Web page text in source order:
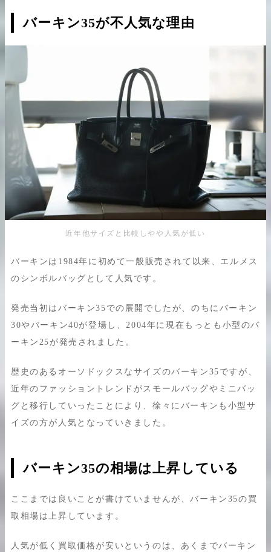
バーキン35が不人気な理由
近年他サイズと比較しやや人気が低い
バーキンは1984年に初めて一般販売されて以来、エルメス
のシンボルバッグとして人気です。
発売当初はバーキン35での展開でしたが、のちにバーキン
30やバーキン40が登場し、2004年に現在もっとも小型のバ
ーキン25が発売されました。
歴史のあるオーソドックスなサイズのバーキン35ですが、
近年のファッショントレンドがスモールバッグやミニバッ
グと移行していったことにより、徐々にバーキンも小型サ
イズの方が人気となっていきました。
バーキン35の相場は上昇している
ここまでは良いことが書けていませんが、バーキン35の買
取相場は上昇しています。
人気が低く買取価格が安いというのは、あくまでバーキン